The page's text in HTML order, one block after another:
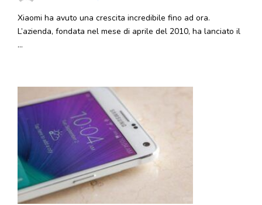
Xiaomi ha avuto una crescita incredibile fino ad ora.
L’azienda, fondata nel mese di aprile del 2010, ha lanciato il
…